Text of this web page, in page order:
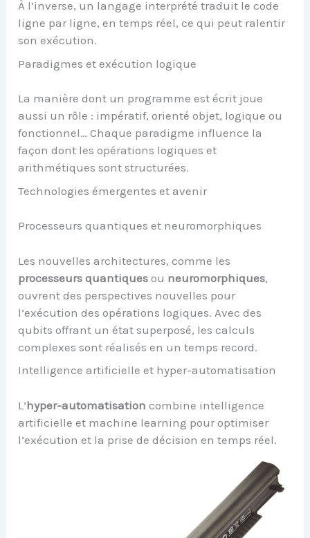
À l’inverse, un langage interprété traduit le code
ligne par ligne, en temps réel, ce qui peut ralentir
son exécution.
Paradigmes et exécution logique
La manière dont un programme est écrit joue
aussi un rôle : impératif, orienté objet, logique ou
fonctionnel… Chaque paradigme influence la
façon dont les opérations logiques et
arithmétiques sont structurées.
Technologies émergentes et avenir
Processeurs quantiques et neuromorphiques
Les nouvelles architectures, comme les
processeurs quantiques ou neuromorphiques,
ouvrent des perspectives nouvelles pour
l’exécution des opérations logiques. Avec des
qubits offrant un état superposé, les calculs
complexes sont réalisés en un temps record.
Intelligence artificielle et hyper-automatisation
L’hyper-automatisation combine intelligence
artificielle et machine learning pour optimiser
l’exécution et la prise de décision en temps réel.